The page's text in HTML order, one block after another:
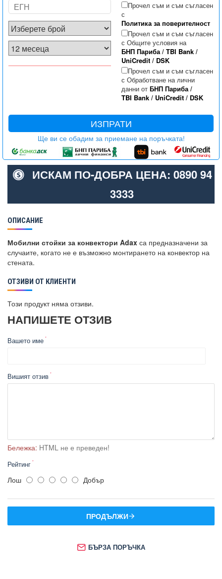
Прочел съм и съм съгласен
с
Политика за поверителност
Прочел съм и съм съгласен
с Общите условия на
БНП Париба/ TBI Bank/
UniCredit/ DSK
Прочел съм и съм съгласен
с Обработване на лични
данни от БНП Париба/
TBI Bank/ UniCredit/ DSK
ИЗПРАТИ
Ще ви се обадим за приемане на поръчката!
ИСКАМ ПО-ДОБРА ЦЕНА: 0890 94
3333
ОПИСАНИЕ
Мобилни стойки за конвектори Adax са предназначени за
случаите, когато не е възможно монтирането на конвектор на
стената.
ОТЗИВИ ОТ КЛИЕНТИ
Този продукт няма отзиви.
НАПИШЕТЕ ОТЗИВ
Вашето име
Вишият отзив
Бележка: HTML не е преведен!
Рейтинг
Лош Добър
ПРОДЪЛЖИ
БЪРЗА ПОРЪЧКА